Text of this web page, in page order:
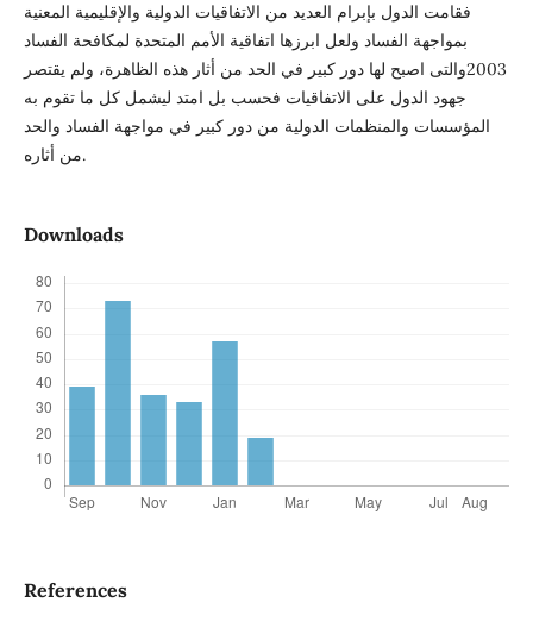
فقامت الدول بإبرام العديد من الاتفاقيات الدولية والإقليمية المعنية
بمواجهة الفساد ولعل ابرزها اتفاقية الأمم المتحدة لمكافحة الفساد
2003والتى اصبح لها دور كبير في الحد من أثار هذه الظاهرة، ولم يقتصر
جهود الدول على الاتفاقيات فحسب بل امتد ليشمل كل ما تقوم به
المؤسسات والمنظمات الدولية من دور كبير في مواجهة الفساد والحد
من أثاره.
Downloads
References